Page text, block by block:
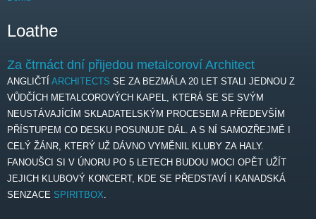
Loathe
Za čtrnáct dní přijedou metalcoroví Architect
ANGLIČTÍ ARCHITECTS SE ZA BEZMÁLA 20 LET STALI JEDNOU Z
VŮDČÍCH METALCOROVÝCH KAPEL, KTERÁ SE SE SVÝM
NEUSTÁVAJÍCÍM SKLADATELSKÝM PROCESEM A PŘEDEVŠÍM
PŘÍSTUPEM CO DESKU POSUNUJE DÁL. A S NÍ SAMOZŘEJMĚ I
CELÝ ŽÁNR, KTERÝ UŽ DÁVNO VYMĚNIL KLUBY ZA HALY.
FANOUŠCI SI V ÚNORU PO 5 LETECH BUDOU MOCI OPĚT UŽÍT
JEJICH KLUBOVÝ KONCERT, KDE SE PŘEDSTAVÍ I KANADSKÁ
SENZACE SPIRITBOX